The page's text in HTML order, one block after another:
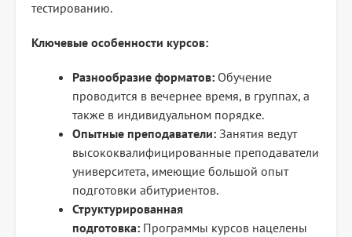
тестированию.
Ключевые особенности курсов:
Разнообразие форматов: Обучение
проводится в вечернее время, в группах, а
также в индивидуальном порядке.
Опытные преподаватели: Занятия ведут
высококвалифицированные преподаватели
университета, имеющие большой опыт
подготовки абитуриентов.
Структурированная
подготовка: Программы курсов нацелены